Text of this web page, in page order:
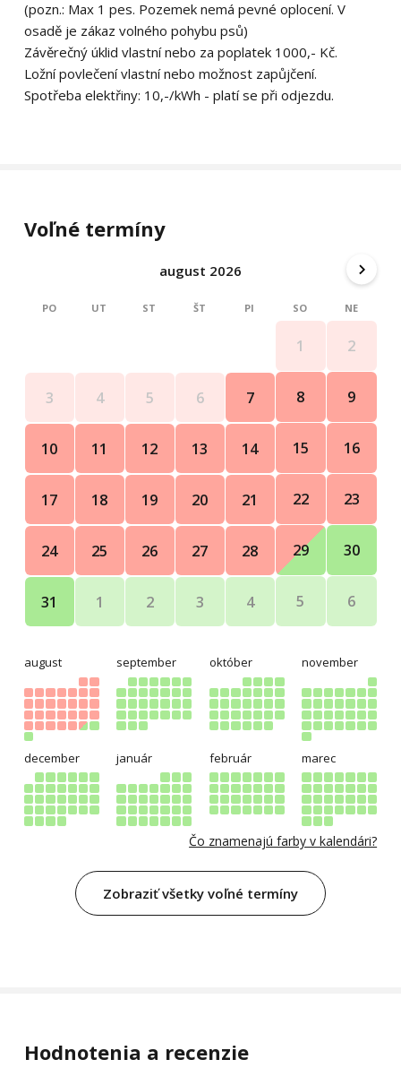
(pozn.: Max 1 pes. Pozemek nemá pevné oplocení. V
osadě je zákaz volného pohybu psů)
Závěrečný úklid vlastní nebo za poplatek 1000,- Kč.
Ložní povlečení vlastní nebo možnost zapůjčení.
Spotřeba elektřiny: 10,-/kWh - platí se při odjezdu.
Voľné termíny
august 2026
PO UT ST ŠT PI SO NE
1 2
3 4 5 6 7 8 9
10 11 12 13 14 15 16
17 18 19 20 21 22 23
24 25 26 27 28 29 30
31 1 2 3 4 5 6
august september október november
december január február marec
Čo znamenajú farby v kalendári?
Zobraziť všetky voľné termíny
Hodnotenia a recenzie